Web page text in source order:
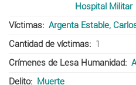
Hospital Militar
Víctimas
Argenta Estable,
Cantidad de víctimas
1
Crímenes de Lesa Humanidad
Delito
Muerte